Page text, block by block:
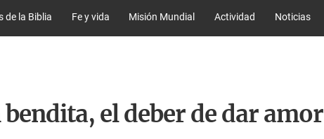
de la Biblia Fe y vida Misión Mundial Actividad Noticias
el deber de dar amor